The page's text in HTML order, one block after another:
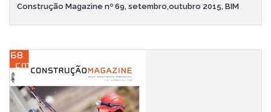
Construção Magazine nº 69, setembro,outubro 2015, BIM